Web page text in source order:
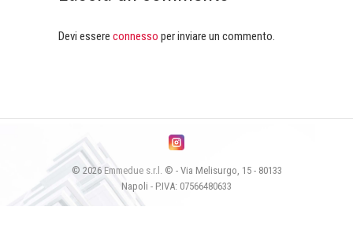
Devi essere connesso per inviare un commento.
© 2026 Emmedue s.r.l.
© - Via Melisurgo, 15 - 80133
Napoli - P.IVA: 07566480633